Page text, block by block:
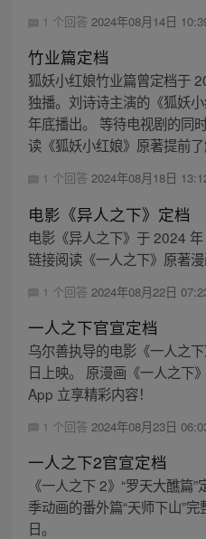
1 个回答 2024年08月14日
竹业篇定档
狐妖小红娘竹业篇曾定档于
独播。刘诗诗主演的《狐妖
年底播出。 等待电视剧的同
读《狐妖小红娘》原著提前
1 个回答 2024年08月18日
电影《异人之下》定档
电影《异人之下》于 2024
链接阅读《一人之下》原著漫
1 个回答 2024年08月22日
一人之下官宣定档
乌尔善执导的电影《一人之
日上映。 原漫画《一人之下
App 立享精彩内容！
1 个回答 2024年08月23日
一人之下2官宣定档
《一人之下 2》“罗天大醮篇
季动画的番外篇“天师下山”
日。